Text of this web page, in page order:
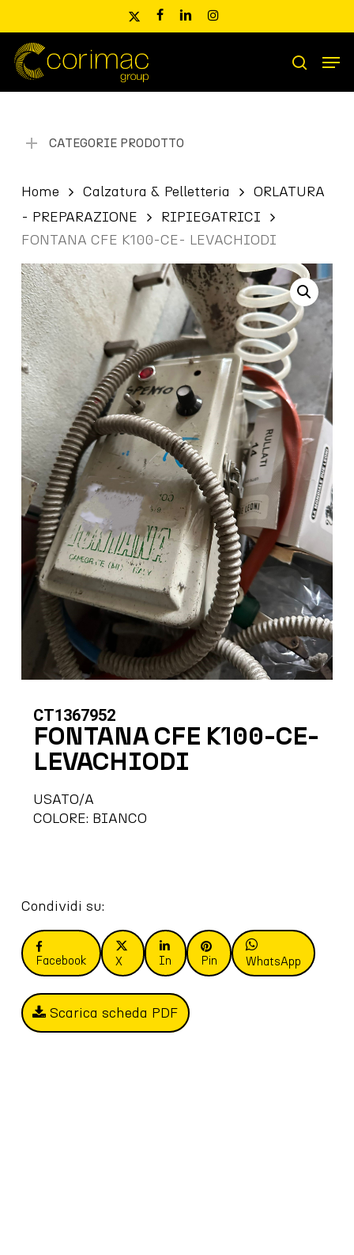
main
content
x-
facebooklinkedininstagram
Ricerca
prodotti
search
CATEGORIE PRODOTTO
Home Calzatura & Pelletteria
ORLATURA
- PREPARAZIONE
RIPIEGATRICI
FONTANA CFE K100-CE- LEVACHIODI
CT1367952
FONTANA CFE K100-CE-
LEVACHIODI
USATO/A
COLORE: BIANCO
Condividi su:
Facebook X In Pin WhatsApp
Scarica scheda PDF